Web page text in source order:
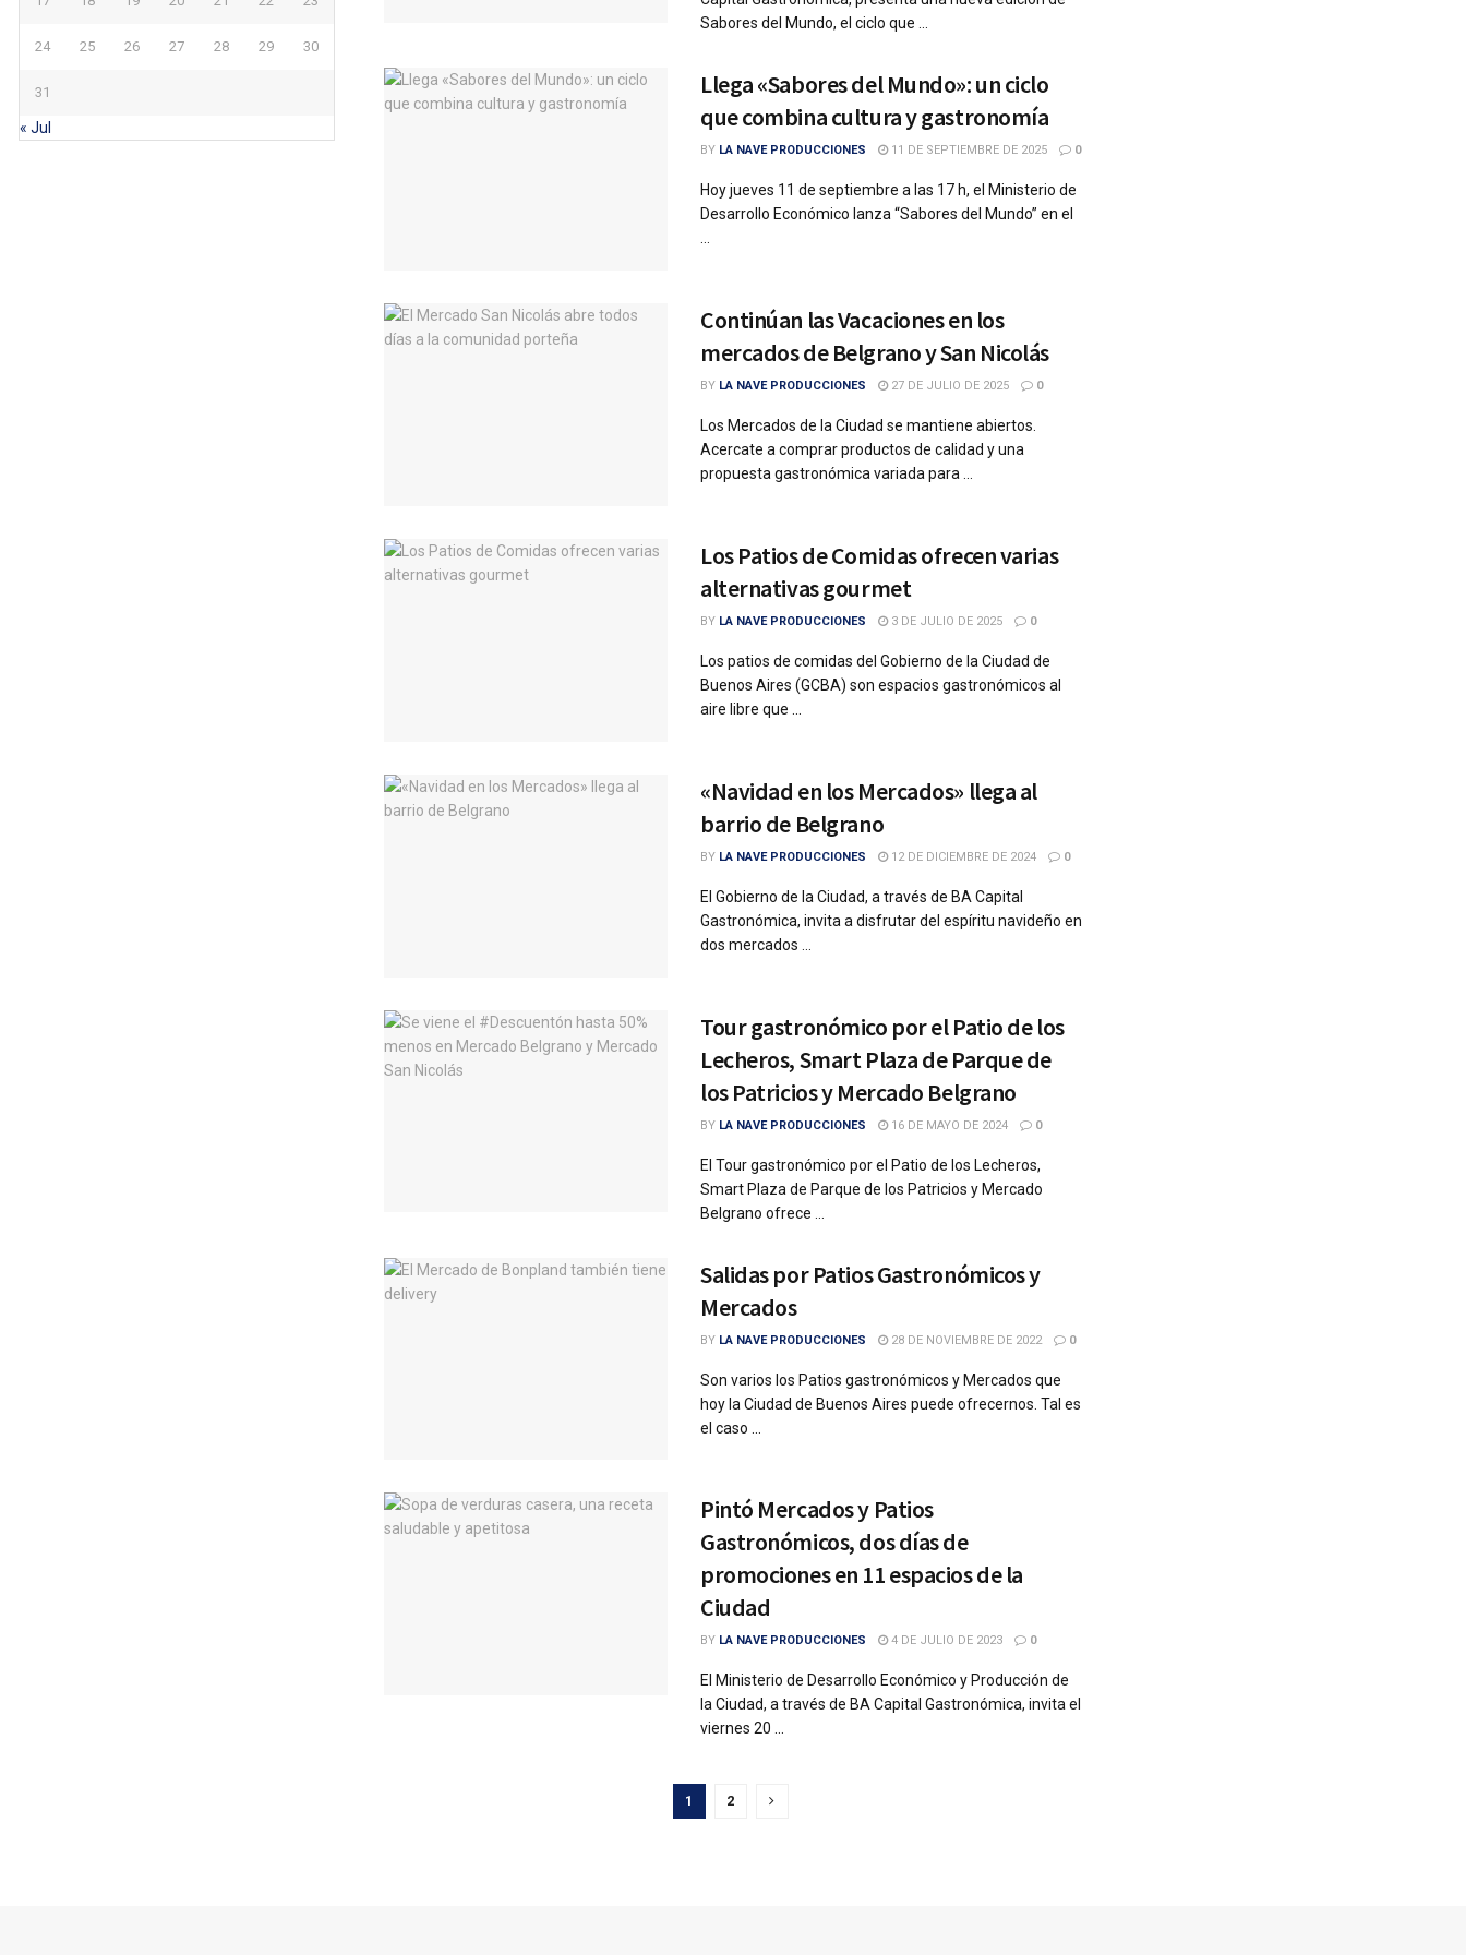
Sabores del Mundo, el ciclo que ...
Llega «Sabores del Mundo»: un ciclo
que combina cultura y gastronomía
BY LA NAVE PRODUCCIONES 11 DE SEPTIEMBRE DE 2025 0
Hoy jueves 11 de septiembre a las 17 h, el Ministerio de
Desarrollo Económico lanza “Sabores del Mundo” en el
Continúan las Vacaciones en los
mercados de Belgrano y San Nicolás
BY LA NAVE PRODUCCIONES 27 DE JULIO DE 2025 0
Los Mercados de la Ciudad se mantiene abiertos.
Acercate a comprar productos de calidad y una
propuesta gastronómica variada para ...
Los Patios de Comidas ofrecen varias
alternativas gourmet
BY LA NAVE PRODUCCIONES 3 DE JULIO DE 2025 0
Los patios de comidas del Gobierno de la Ciudad de
Buenos Aires (GCBA) son espacios gastronómicos al
aire libre que ...
«Navidad en los Mercados» llega al
barrio de Belgrano
BY LA NAVE PRODUCCIONES 12 DE DICIEMBRE DE 2024 0
El Gobierno de la Ciudad, a través de BA Capital
Gastronómica, invita a disfrutar del espíritu navideño en
dos mercados ...
Tour gastronómico por el Patio de los
Lecheros, Smart Plaza de Parque de
los Patricios y Mercado Belgrano
BY LA NAVE PRODUCCIONES 16 DE MAYO DE 2024 0
El Tour gastronómico por el Patio de los Lecheros,
Smart Plaza de Parque de los Patricios y Mercado
Belgrano ofrece ...
Salidas por Patios Gastronómicos y
Mercados
BY LA NAVE PRODUCCIONES 28 DE NOVIEMBRE DE 2022 0
Son varios los Patios gastronómicos y Mercados que
hoy la Ciudad de Buenos Aires puede ofrecernos. Tal es
el caso ...
Pintó Mercados y Patios
Gastronómicos, dos días de
promociones en 11 espacios de la
Ciudad
BY LA NAVE PRODUCCIONES 4 DE JULIO DE 2023 0
El Ministerio de Desarrollo Económico y Producción de
la Ciudad, a través de BA Capital Gastronómica, invita el
viernes 20 ...
1 2
24 25 26 27 28 29 30
31
« Jul